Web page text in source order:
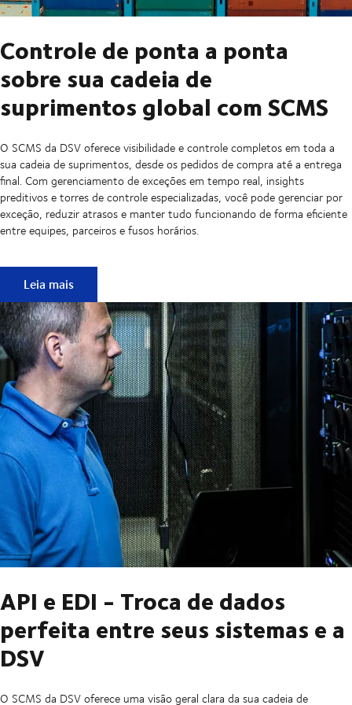
Controle de ponta a ponta
sobre sua cadeia de
suprimentos global com SCMS
O SCMS da DSV oferece visibilidade e controle completos em toda a
sua cadeia de suprimentos, desde os pedidos de compra até a entrega
final. Com gerenciamento de exceções em tempo real, insights
preditivos e torres de controle especializadas, você pode gerenciar por
exceção, reduzir atrasos e manter tudo funcionando de forma eficiente
entre equipes, parceiros e fusos horários.
Controle de ponta a ponta sobre sua cadeia de
Leia mais
API e EDI - Troca de dados
perfeita entre seus sistemas e a
DSV
O SCMS da DSV oferece uma visão geral clara da sua cadeia de